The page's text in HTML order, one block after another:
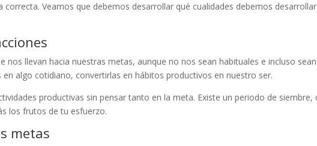
correcta. Veamos que debemos desarrollar qué cualidades debemos
nos llevan hacia nuestras metas, aunque no nos sean habituales e incluso
algo cotidiano, convertirlas en hábitos productivos en nuestro ser.
productivas sin pensar tanto en la meta. Existe un periodo de
los frutos de tu esfuerzo.
metas